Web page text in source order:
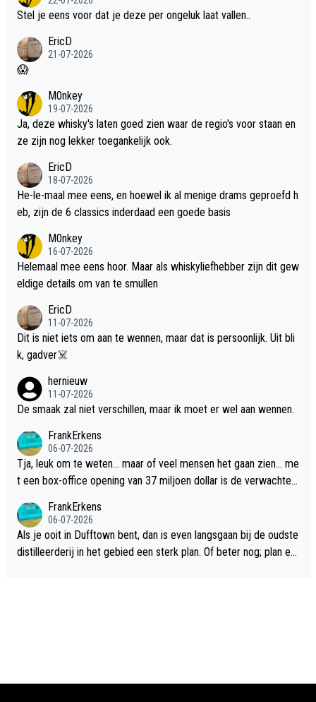
Stel je eens voor dat je deze per ongeluk laat vallen..
EricD
21-07-2026
😱
M0nkey
19-07-2026
Ja, deze whisky's laten goed zien waar de regio's voor staan en
ze zijn nog lekker toegankelijk ook.
EricD
18-07-2026
He-le-maal mee eens, en hoewel ik al menige drams geproefd h
eb, zijn de 6 classics inderdaad een goede basis
M0nkey
16-07-2026
Helemaal mee eens hoor. Maar als whiskyliefhebber zijn dit gew
eldige details om van te smullen
EricD
11-07-2026
Dit is niet iets om aan te wennen, maar dat is persoonlijk. Uit bli
k, gadver☠️
hernieuw
11-07-2026
De smaak zal niet verschillen, maar ik moet er wel aan wennen.
FrankErkens
06-07-2026
Tja, leuk om te weten... maar of veel mensen het gaan zien... me
t een box-office opening van 37 miljoen dollar is de verwachte
FrankErkens
06-07-2026
Als je ooit in Dufftown bent, dan is even langsgaan bij de oudste
distilleerderij in het gebied een sterk plan. Of beter nog; plan ee